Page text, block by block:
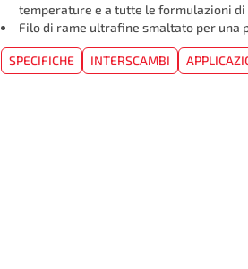
temperature e a tutte le formulazioni
Filo di rame ultrafine smaltato per una
SPECIFICHE INTERSCAMBI